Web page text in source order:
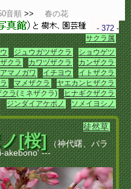
音順
春の花
- 372 -
サクラ属
ショウゲツ
ジュウガツザクラ
カンザクラ
カワヅザクラ
クラ
イトザクラ
イチヨウ
アマノガワ
ヤエカンヒザクラ
マメザクラ
ヒナギクザクラ
ラ(ミネザクラ)
ソメイヨシノ
ジンダイアケボノ
徒然草
[桜] （神代曙、バラ
akebono' ---